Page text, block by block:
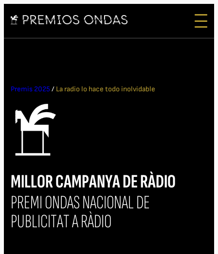
Premis 2025 / La radio lo hace todo inolvidable
MILLOR CAMPANYA DE RÀDIO
PREMI ONDAS NACIONAL DE
PUBLICITAT A RÀDIO